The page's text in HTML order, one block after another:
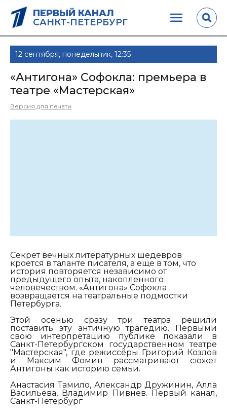
ПЕРВЫЙ КАНАЛ
САНКТ-ПЕТЕРБУРГ
12 сентября, понедельник, 12:35
«Антигона» Софокла: премьера в
театре «Мастерская»
Версия для печати
Секрет вечных литературных шедевров
кроется в таланте писателя, а еще в том, что
история повторяется независимо от
предыдущего опыта, накопленного
человечеством. «Антигона» Софокла
возвращается на театральные подмостки
Петербурга.
Этой осенью сразу три театра решили
поставить эту античную трагедию. Первыми
свою интерпретацию публике показали в
Санкт-Петербургском государственном театре
"Мастерская", где режиссёры Григорий Козлов
и Максим Фомин рассматривают сюжет
Антигоны как историю семьи.
Анастасия Тамило, Александр Дружинин, Алла
Васильева, Владимир Пивнев. Первый канал,
Санкт-Петербург